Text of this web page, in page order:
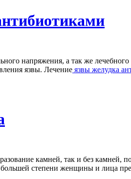
напряжения, а так же
язвы. Лечение язвы желудка
камней, так и без камней,
степени женщины и лица